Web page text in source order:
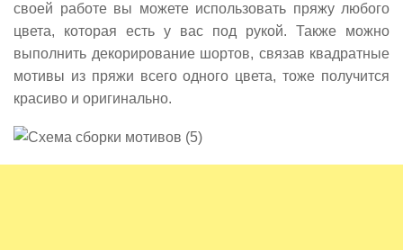
своей работе вы можете использовать пряжу любого
цвета, которая есть у вас под рукой. Также можно
выполнить декорирование шортов, связав квадратные
мотивы из пряжи всего одного цвета, тоже получится
красиво и оригинально.